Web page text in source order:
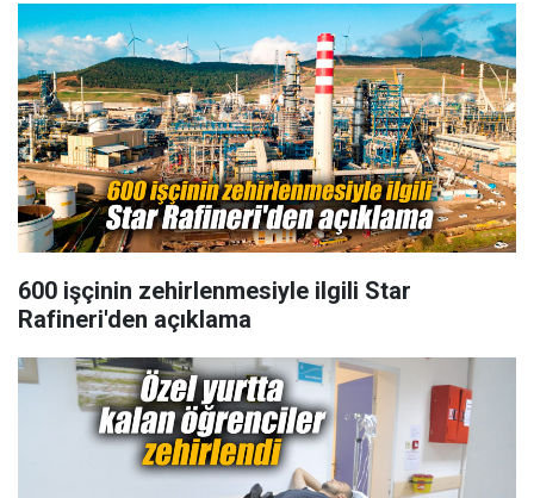
600 işçinin zehirlenmesiyle ilgili Star
Rafineri'den açıklama